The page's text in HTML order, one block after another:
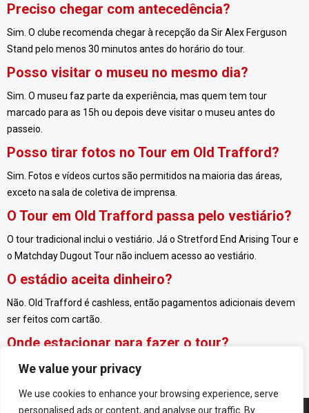
We value your privacy
We use cookies to enhance your browsing experience, serve
personalised ads or content, and analyse our traffic. By
Preciso chegar com antecedência?
Sim. O clube recomenda chegar à recepção da Sir Alex Ferguson
Stand pelo menos 30 minutos antes do horário do tour.
Posso visitar o museu no mesmo dia?
Sim. O museu faz parte da experiência, mas quem tem tour
marcado para as 15h ou depois deve visitar o museu antes do
passeio.
Posso tirar fotos no Tour em Old Trafford?
Sim. Fotos e vídeos curtos são permitidos na maioria das áreas,
exceto na sala de coletiva de imprensa.
O Tour em Old Trafford passa pelo vestiário?
O tour tradicional inclui o vestiário. Já o Stretford End Arising Tour e
o Matchday Dugout Tour não incluem acesso ao vestiário.
O estádio aceita dinheiro?
Não. Old Trafford é cashless, então pagamentos adicionais devem
ser feitos com cartão.
Onde estacionar para fazer o tour?
O estacionamento gratuito fica no car park E2. O código postal